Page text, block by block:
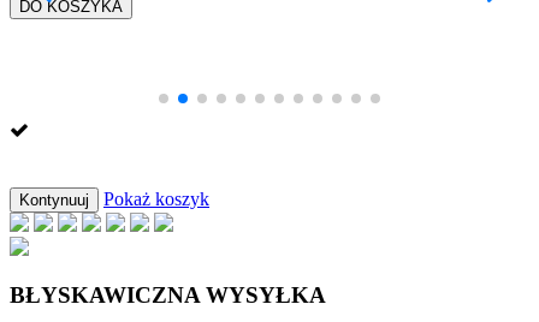
DO KOSZYKA
Kontynuuj Pokaż koszyk
BŁYSKAWICZNA WYSYŁKA